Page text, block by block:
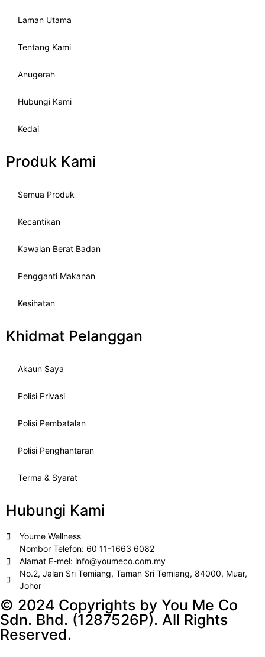
Laman Utama
Tentang Kami
Anugerah
Hubungi Kami
Kedai
Produk Kami
Semua Produk
Kecantikan
Kawalan Berat Badan
Pengganti Makanan
Kesihatan
Khidmat Pelanggan
Akaun Saya
Polisi Privasi
Polisi Pembatalan
Polisi Penghantaran
Terma & Syarat
Hubungi Kami
Youme Wellness
Nombor Telefon: 60 11-1663 6082
Alamat E-mel: info@youmeco.com.my
No.2, Jalan Sri Temiang, Taman Sri Temiang, 84000, Muar,
Johor
© 2024 Copyrights by You Me Co
Sdn. Bhd. (1287526P). All Rights
Reserved.